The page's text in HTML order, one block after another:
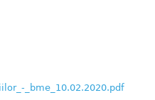
_bme_10.02.2020.pdf